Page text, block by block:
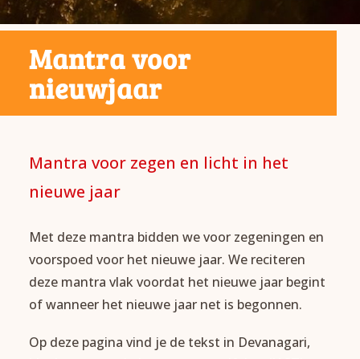
Mantra voor
nieuwjaar
Mantra voor zegen en licht in het
nieuwe jaar
Met deze mantra bidden we voor zegeningen en
voorspoed voor het nieuwe jaar. We reciteren
deze mantra vlak voordat het nieuwe jaar begint
of wanneer het nieuwe jaar net is begonnen.
Op deze pagina vind je de tekst in Devanagari,